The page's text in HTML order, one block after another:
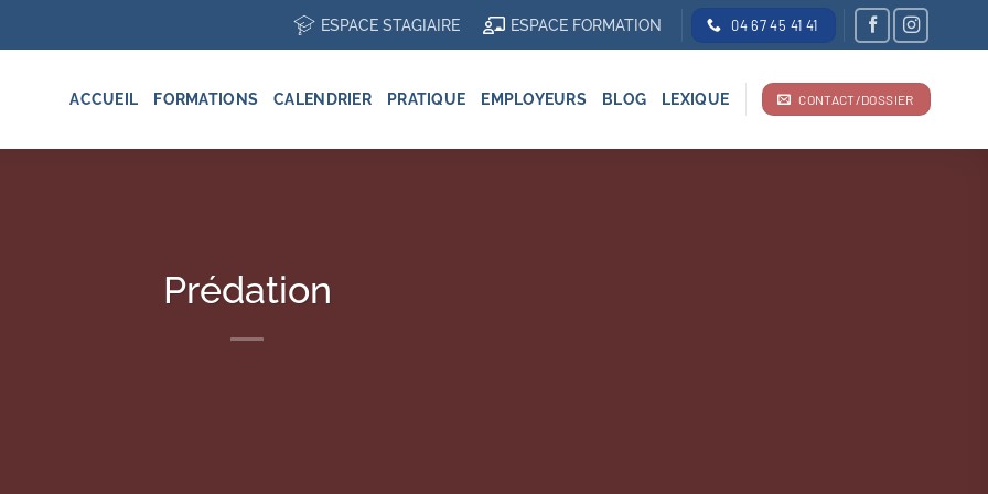
ESPACE STAGIAIRE ESPACE FORMATION 04 67 45 41 41
ACCUEIL FORMATIONS CALENDRIER PRATIQUE EMPLOYEURS BLOG LEXIQUE CONTACT/DOSSIER
Prédation